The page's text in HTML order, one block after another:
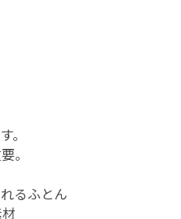
。
。
るふとん